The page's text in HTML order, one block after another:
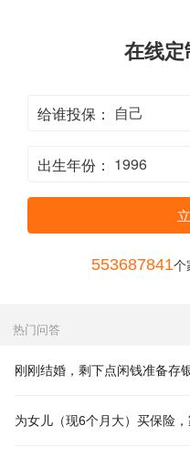
在线定
给谁投保：
出生年份：
553687841个
热门问答